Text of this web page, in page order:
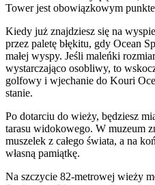
Tower jest obowiązkowym
Kiedy już znajdziesz się na
przez paletę błękitu, gdy Ocean
małej wyspy. Jeśli maleńki
wystarczająco osobliwy, to
golfowy i wjechanie do Kouri
stanie.
Po dotarciu do wieży, będziesz
tarasu widokowego. W muzeum
muszelek z całego świata, a na
własną pamiątkę.
Na szczycie 82-metrowej wieży